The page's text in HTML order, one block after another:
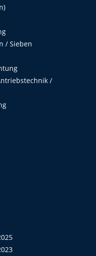
/ Sieben
/